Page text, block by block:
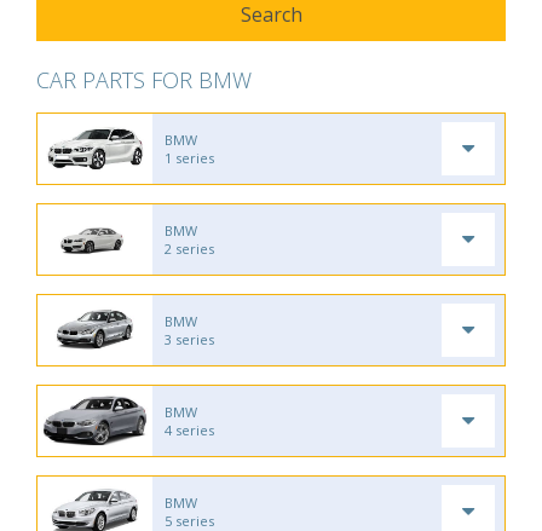
CAR PARTS FOR BMW
BMW
1 series
BMW
2 series
BMW
3 series
BMW
4 series
BMW
5 series